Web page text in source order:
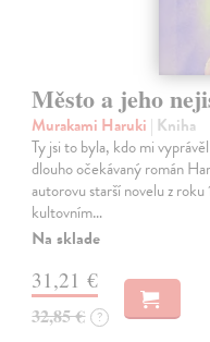
Město a jeho
Murakami Haruki | Kniha
Ty jsi to byla, kdo mi
dlouho očekávaný román
autorovu starší novelu z
kultovním…
Na sklade
31,21 €
32,85 € ?